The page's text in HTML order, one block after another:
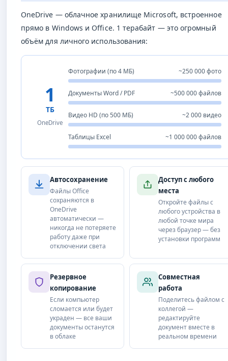
OneDrive — облачное хранилище Microsoft, встроенное
прямо в Windows и Office. 1 терабайт — это огромный
объём для личного использования:
1
ТБ
OneDrive
Фотографии (по 4 МБ) ~250 000 фото
Документы Word / PDF ~500 000 файлов
Видео HD (по 500 МБ) ~2 000 видео
Таблицы Excel ~1 000 000 файлов
Автосохранение
Файлы Office
сохраняются в
OneDrive
автоматически —
никогда не потеряете
работу даже при
отключении света
Доступ с любого
места
Откройте файлы с
любого устройства в
любой точке мира
через браузер — без
установки программ
Резервное
копирование
Если компьютер
сломается или будет
украден — все ваши
документы останутся
в облаке
Совместная
работа
Поделитесь файлом с
коллегой —
редактируйте
документ вместе в
реальном времени